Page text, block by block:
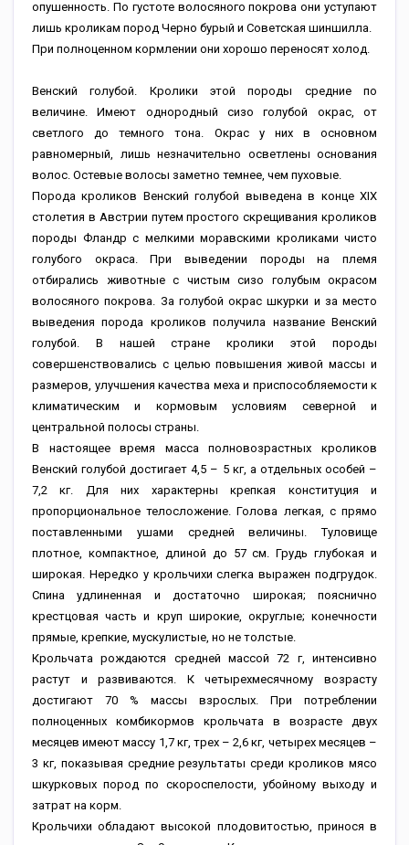
опушенность. По густоте волосяного покрова они уступают
лишь кроликам пород Черно бурый и Советская шиншилла.
При полноценном кормлении они хорошо переносят холод.
Венский голубой. Кролики этой породы средние по
величине. Имеют однородный сизо голубой окрас, от
светлого до темного тона. Окрас у них в основном
равномерный, лишь незначительно осветлены основания
волос. Остевые волосы заметно темнее, чем пуховые.
Порода кроликов Венский голубой выведена в конце XIX
столетия в Австрии путем простого скрещивания кроликов
породы Фландр с мелкими моравскими кроликами чисто
голубого окраса. При выведении породы на племя
отбирались животные с чистым сизо голубым окрасом
волосяного покрова. За голубой окрас шкурки и за место
выведения порода кроликов получила название Венский
голубой. В нашей стране кролики этой породы
совершенствовались с целью повышения живой массы и
размеров, улучшения качества меха и приспособляемости к
климатическим и кормовым условиям северной и
центральной полосы страны.
В настоящее время масса полновозрастных кроликов
Венский голубой достигает 4,5 – 5 кг, а отдельных особей –
7,2 кг. Для них характерны крепкая конституция и
пропорциональное телосложение. Голова легкая, с прямо
поставленными ушами средней величины. Туловище
плотное, компактное, длиной до 57 см. Грудь глубокая и
широкая. Нередко у крольчихи слегка выражен подгрудок.
Спина удлиненная и достаточно широкая; пояснично
крестцовая часть и круп широкие, округлые; конечности
прямые, крепкие, мускулистые, но не толстые.
Крольчата рождаются средней массой 72 г, интенсивно
растут и развиваются. К четырехмесячному возрасту
достигают 70 % массы взрослых. При потреблении
полноценных комбикормов крольчата в возрасте двух
месяцев имеют массу 1,7 кг, трех – 2,6 кг, четырех месяцев –
3 кг, показывая средние результаты среди кроликов мясо
шкурковых пород по скороспелости, убойному выходу и
затрат на корм.
Крольчихи обладают высокой плодовитостью, принося в